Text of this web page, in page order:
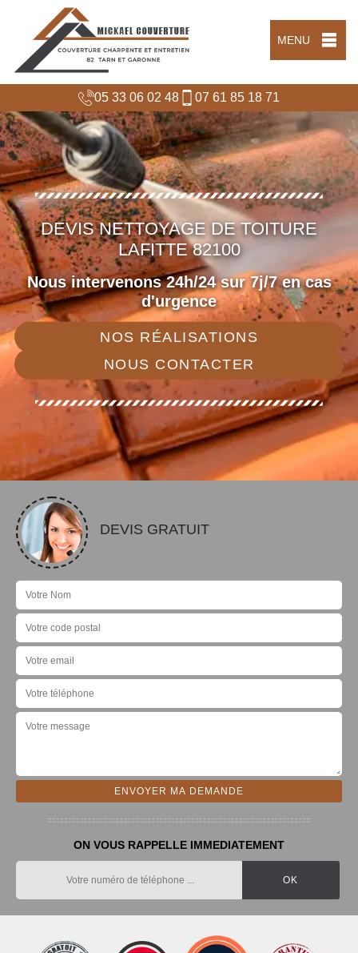
MENU
05 33 06 02 48 07 61 85 18 71
DEVIS NETTOYAGE DE TOITURE
LAFITTE 82100
Nous intervenons 24h/24 sur 7j/7 en cas
d'urgence
NOS RÉALISATIONS
NOUS CONTACTER
DEVIS GRATUIT
ON VOUS RAPPELLE IMMEDIATEMENT